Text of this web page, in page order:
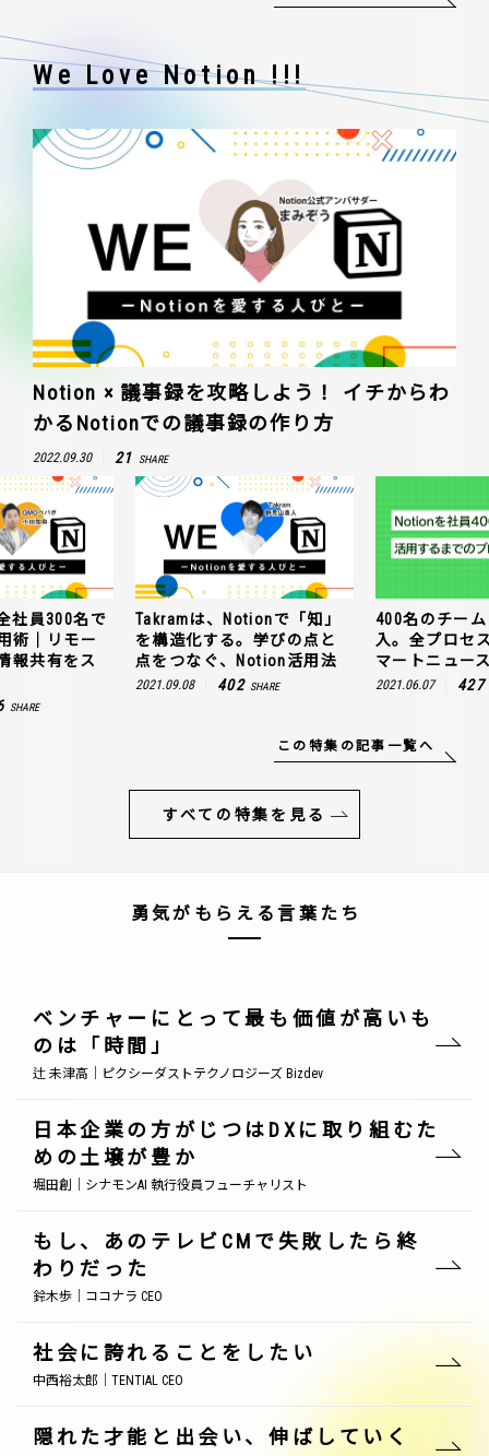
We Love Notion !!!
Notion × 議事録を攻略しよう！ イチからわ
かるNotionでの議事録の作り方
2022.09.30 21 SHARE
社員300名で
術｜リモー
報共有をス
SHARE
Takramは、Notionで「知」
を構造化する。学びの点と
点をつなぐ、Notion活用法
2021.09.08 402 SHARE
400名のチー
入。全プロセ
マートニュー
2021.06.07 427
この特集の記事一覧へ
すべての特集を見る
勇気がもらえる言葉たち
ベンチャーにとって最も価値が高いも
のは「時間」
辻 未津高｜ピクシーダストテクノロジーズ Bizdev
日本企業の方がじつはDXに取り組むた
めの土壌が豊か
堀田創｜シナモンAI 執行役員フューチャリスト
もし、あのテレビCMで失敗したら終
わりだった
鈴木歩｜ココナラ CEO
社会に誇れることをしたい
中西裕太郎｜TENTIAL CEO
隠れた才能と出会い、伸ばしていく